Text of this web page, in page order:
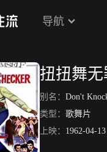
导航
扭扭舞无
别名： Don't
类型： 歌舞片
上映： 1962-04-13